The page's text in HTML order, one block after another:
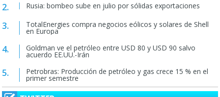
Rusia: bombeo sube en julio por sólidas exportaciones
TotalEnergies compra negocios eólicos y solares de Shell
en Europa
Goldman ve el petróleo entre USD 80 y USD 90 salvo
acuerdo EE.UU.-Irán
Petrobras: Producción de petróleo y gas crece 15 % en el
primer semestre